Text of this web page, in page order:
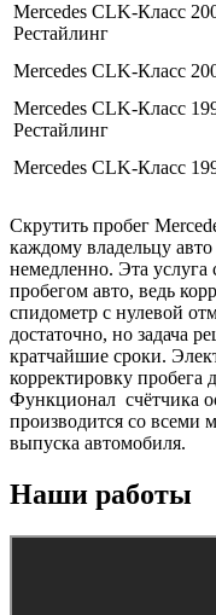
Mercedes CLK-Класс
Рестайлинг
Mercedes CLK-Класс
Mercedes CLK-Класс
Рестайлинг
Mercedes CLK-Класс
Скрутить пробег
каждому владельцу
немедленно. Эта
пробегом авто, ведь
спидометр с нулевой
достаточно, но задача
кратчайшие сроки.
корректировку пробега
Функционал счётчика
производится со всеми
выпуска автомобиля.
Наши работы